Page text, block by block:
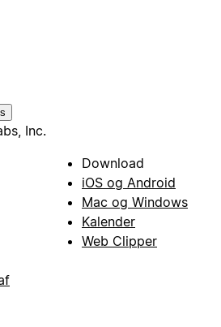
Inc.
Download
iOS og Android
Mac og Windows
Kalender
Web Clipper